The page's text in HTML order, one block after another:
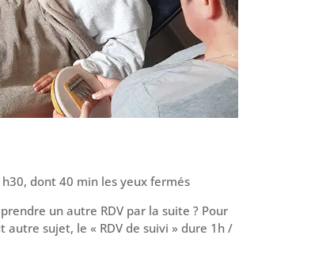
dont 40 min les yeux fermés
un autre RDV par la suite ? Pour
autre sujet, le « RDV de suivi » dure 1h /